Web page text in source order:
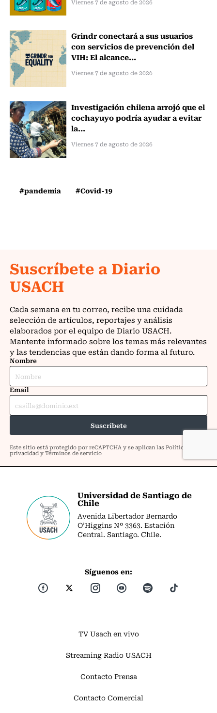
Grindr conectará a sus usuarios
con servicios de prevención del
VIH: El alcance...
Viernes 7 de agosto de 2026
Investigación chilena arrojó que el
cochayuyo podría ayudar a evitar
la...
Viernes 7 de agosto de 2026
#pandemia #Covid-19
Universidad de Santiago de
Chile
Avenida Libertador Bernardo
O’Higgins Nº 3363. Estación
Central. Santiago. Chile.
Síguenos en:
TV Usach en vivo
Streaming Radio USACH
Contacto Prensa
Contacto Comercial